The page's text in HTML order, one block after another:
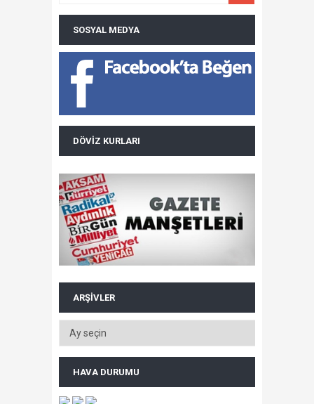
SOSYAL MEDYA
DÖVIZ KURLARI
ARŞIVLER
HAVA DURUMU